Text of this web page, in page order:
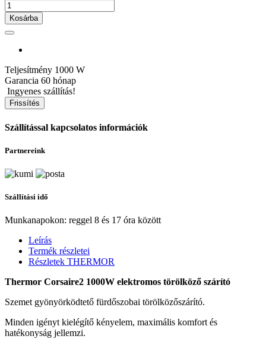
Kosárba
Teljesítmény 1000 W
Garancia 60 hónap
Ingyenes szállítás!
Szállítással kapcsolatos információk
Partnereink
Szállítási idő
Munkanapokon: reggel 8 és 17 óra között
Leírás
Termék részletei
Részletek THERMOR
Thermor Corsaire2 1000W elektromos törölköző szárító
Szemet gyönyörködtető fürdőszobai törölközőszárító.
Minden igényt kielégítő kényelem, maximális komfort és
hatékonyság jellemzi.